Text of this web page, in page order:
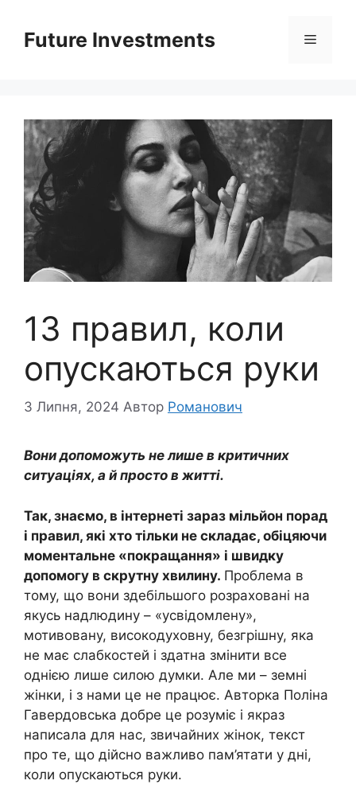
вмістуFuture Investments Меню
13 правил, коли
опускаються руки
3 Липня, 2024 Автор Романович
Вони допоможуть не лише в критичних
ситуаціях, а й просто в житті.
Так, знаємо, в інтернеті зараз мільйон порад
і правил, які хто тільки не складає, обіцяючи
моментальне «покращання» і швидку
допомогу в скрутну хвилину. Проблема в
тому, що вони здебільшого розраховані на
якусь надлюдину – «усвідомлену»,
мотивовану, високодуховну, безгрішну, яка
не має слабкостей і здатна змінити все
однією лише силою думки. Але ми – земні
жінки, і з нами це не працює. Авторка Поліна
Гавердовська добре це розуміє і якраз
написала для нас, звичайних жінок, текст
про те, що дійсно важливо пам’ятати у дні,
коли опускаються руки.